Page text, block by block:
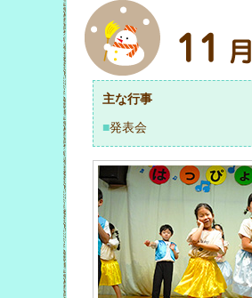
主な行事
■発表会